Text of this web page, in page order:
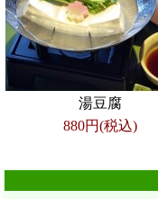
湯豆腐
880円(税込)